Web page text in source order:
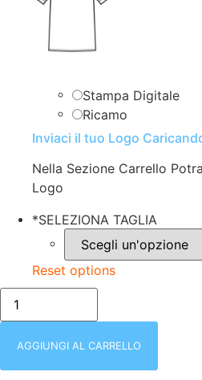
Stampa Digitale
Ricamo
Inviaci il tuo Logo
Nella Sezione Carrello
Logo
*SELEZIONA TAGLIA
Reset options
nero/POLO
UOMO
|
LUNGA
100%
AGGIUNGI AL CARRELLO